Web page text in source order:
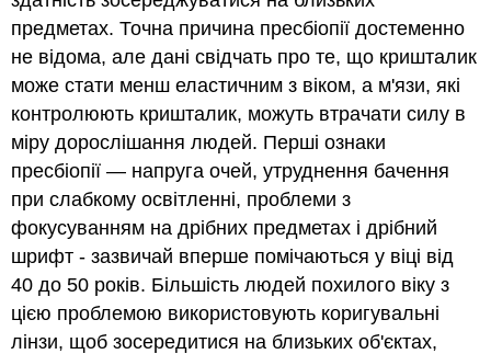
предметах. Точна причина пресбіопії достеменно
не відома, але дані свідчать про те, що кришталик
може стати менш еластичним з віком, а м'язи, які
контролюють кришталик, можуть втрачати силу в
міру дорослішання людей. Перші ознаки
пресбіопії — напруга очей, утруднення бачення
при слабкому освітленні, проблеми з
фокусуванням на дрібних предметах і дрібний
шрифт - зазвичай вперше помічаються у віці від
40 до 50 років. Більшість людей похилого віку з
цією проблемою використовують коригувальні
лінзи, щоб зосередитися на близьких об'єктах,